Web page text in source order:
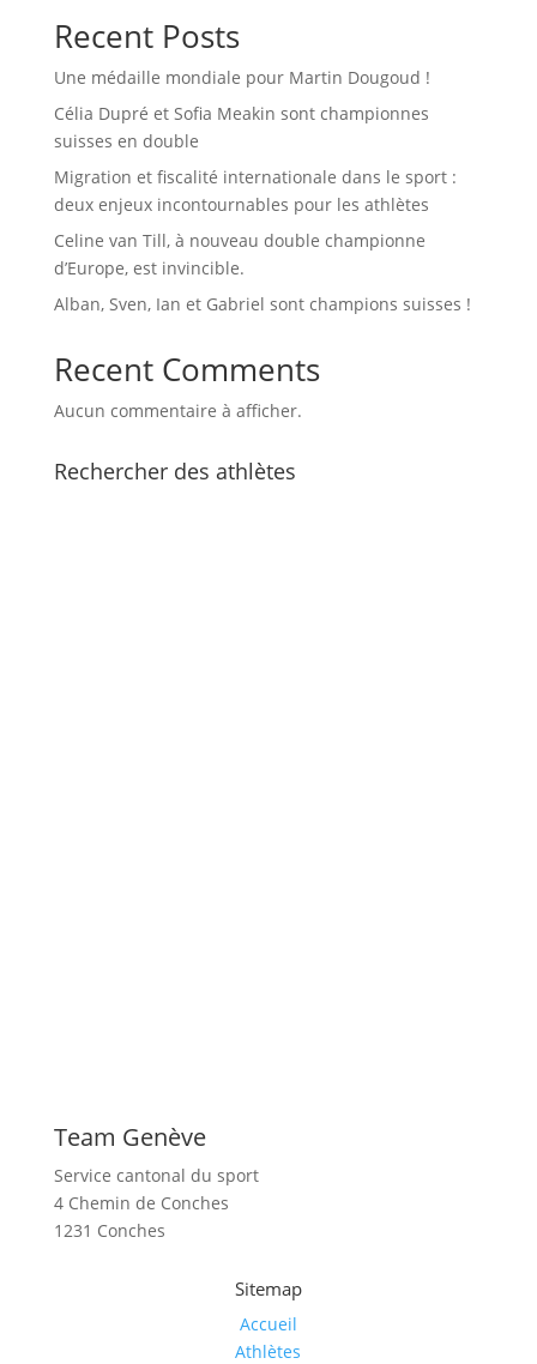
Recent Posts
Une médaille mondiale pour Martin Dougoud !
Célia Dupré et Sofia Meakin sont championnes
suisses en double
Migration et fiscalité internationale dans le sport :
deux enjeux incontournables pour les athlètes
Celine van Till, à nouveau double championne
d’Europe, est invincible.
Alban, Sven, Ian et Gabriel sont champions suisses !
Recent Comments
Aucun commentaire à afficher.
Rechercher des athlètes
Team Genève
Service cantonal du sport
4 Chemin de Conches
1231 Conches
Sitemap
Accueil
Athlètes